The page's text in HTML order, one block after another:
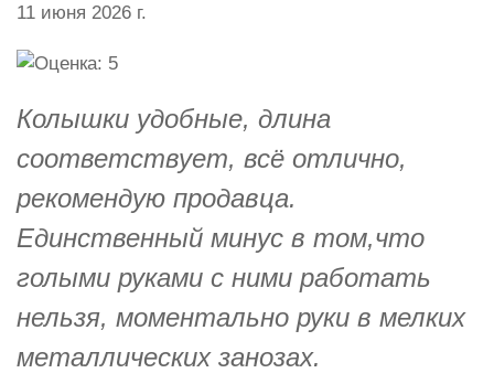
11 июня 2026 г.
Колышки удобные, длина
соответствует, всё отлично,
рекомендую продавца.
Единственный минус в том,что
голыми руками с ними работать
нельзя, моментально руки в мелких
металлических занозах.